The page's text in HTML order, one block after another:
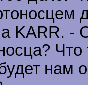
KARR. -
Что
нам